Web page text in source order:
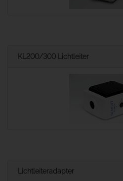
KL200/300 Lichtleiter
Lichtleiteradapter